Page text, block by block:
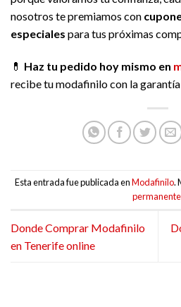
nosotros te premiamos con
especiales para tus próximas
💊 Haz tu pedido hoy mismo en
recibe tu modafinilo con la
Esta entrada fue publicada enModafinilo.
permanente
Donde Comprar Modafinilo
en Tenerife online